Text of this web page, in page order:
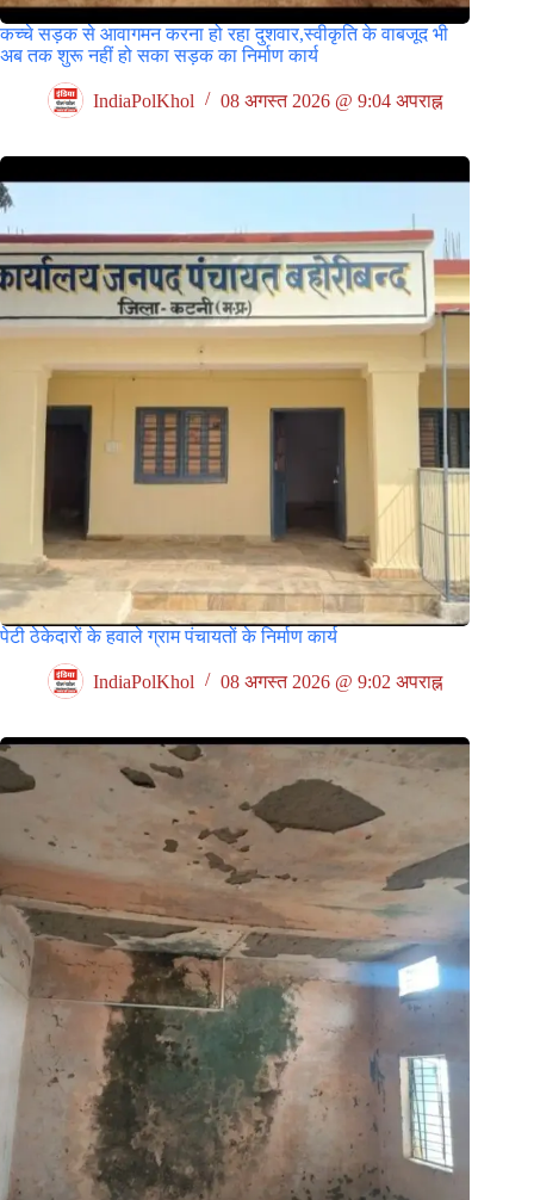
कच्चे सड़क से आवागमन करना हो रहा दुशवार,स्वीकृति के वाबजूद भी
अब तक शुरू नहीं हो सका सड़क का निर्माण कार्य
IndiaPolKhol 08 अगस्त 2026 @ 9:04 अपराह्न
पेटी ठेकेदारों के हवाले ग्राम पंचायतों के निर्माण कार्य
IndiaPolKhol 08 अगस्त 2026 @ 9:02 अपराह्न